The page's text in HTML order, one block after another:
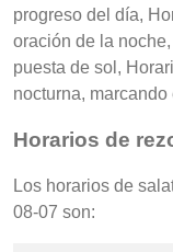
progreso del día,
oración de la
puesta de sol,
nocturna,
Horarios de
Los horarios de
08-07 son: